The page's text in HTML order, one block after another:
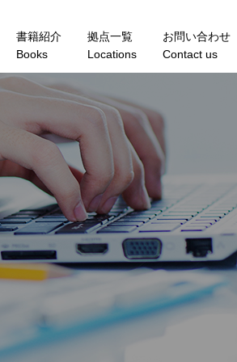
書籍紹介
Books
拠点一覧
Locations
お問い合わせ
Contact us